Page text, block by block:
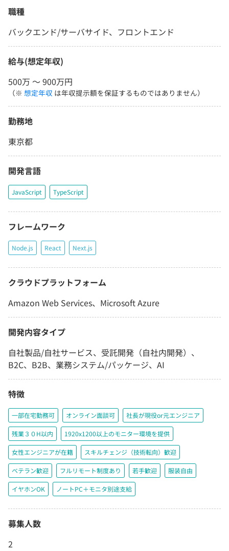
職種
バックエンド/サーバサイド、フロントエンド
給与(想定年収)
500万 〜 900万円
（※ 想定年収 は年収提示額を保証するものではありません）
勤務地
東京都
開発言語
JavaScript TypeScript
フレームワーク
Node.js React Next.js
クラウドプラットフォーム
Amazon Web Services、Microsoft Azure
開発内容タイプ
自社製品/自社サービス、受託開発（自社内開発）、
B2C、B2B、業務システム/パッケージ、AI
特徴
一部在宅勤務可 オンライン面談可 社長が現役or元エンジニア
残業３０H以内 1920x1200以上のモニター環境を提供
女性エンジニアが在籍 スキルチェンジ（技術転向）歓迎
ベテラン歓迎 フルリモート制度あり 若手歓迎 服装自由
イヤホンOK ノートPC＋モニタ別途支給
募集人数
2